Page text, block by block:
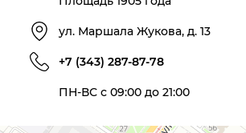
ул. Маршала Жукова, д. 13
+7 (343) 287-87-78
ПН-ВС с 09:00 до 21:00